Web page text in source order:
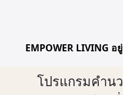
EMPOWER LIVING
โปรแกรมคำน